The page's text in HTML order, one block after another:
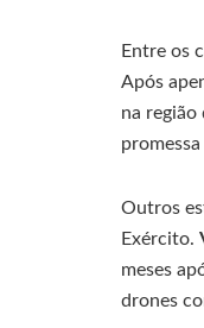
Entre os
Após
na região
Outros
Exército.
meses
drones